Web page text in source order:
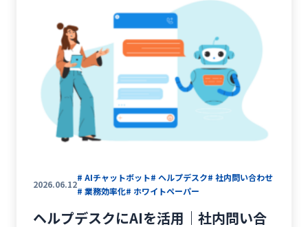
2026.06.12
# AIチャットボット# ヘルプデスク# 社内問い合わせ
# 業務効率化# ホワイトペーパー
ヘルプデスクにAIを活用｜社内問い合